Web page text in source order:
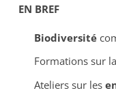
EN BREF
Biodiversité
Formations sur la
Ateliers sur les